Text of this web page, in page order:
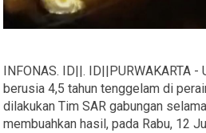
INFONAS. ID||. ID||PURWAKARTA
berusia 4,5 tahun tenggelam di
dilakukan Tim SAR gabungan
membuahkan hasil, pada Rabu, 12